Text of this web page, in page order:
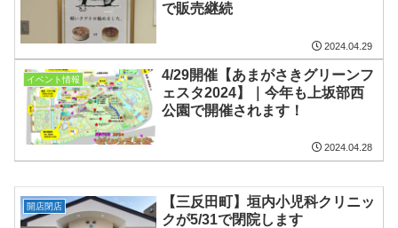
で販売継続
2024.04.29
イベント情報
4/29開催【あまがさきグリーンフ
ェスタ2024】｜今年も上坂部西
公園で開催されます！
2024.04.28
開店閉店
【三反田町】垣内小児科クリニッ
クが5/31で閉院します